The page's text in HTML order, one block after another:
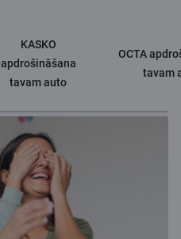
KASKO
apdrošināšana
tavam auto
OCTA
tavam